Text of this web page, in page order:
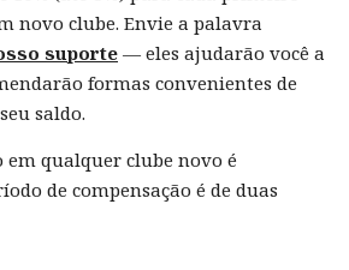
novo clube. Envie a palavra
suporte — eles ajudarão você a
formas convenientes de
saldo.
qualquer clube novo é
de compensação é de duas